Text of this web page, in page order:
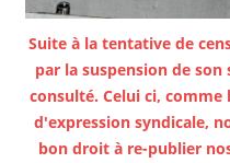
Suite à la tentative de
par la suspension de
consulté. Celui ci,
d'expression syndicale,
bon droit à re-publier